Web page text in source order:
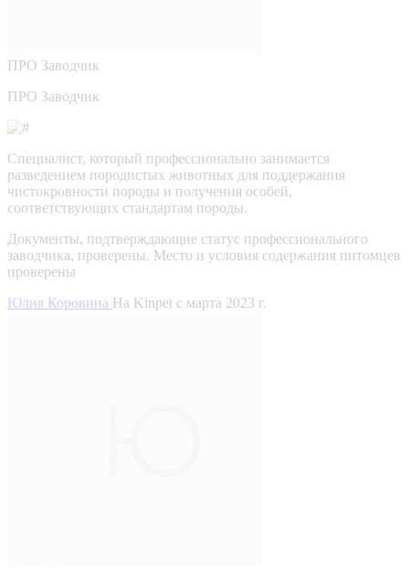
ПРО Заводчик
ПРО Заводчик
Специалист, который профессионально занимается
разведением породистых животных для поддержания
чистокровности породы и получения особей,
соответствующих стандартам породы.
Документы, подтверждающие статус профессионального
заводчика, проверены. Место и условия содержания питомцев
проверены
Юлия Коровина На Kinpet c марта 2023 г.